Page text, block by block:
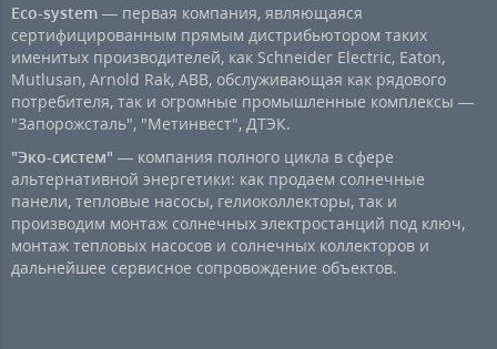
Eco-system — первая компания, являющаяся
сертифицированным прямым дистрибьютором таких
именитых производителей, как Schneider Electric, Eaton,
Mutlusan, Arnold Rak, ABB, обслуживающая как рядового
потребителя, так и огромные промышленные комплексы —
"Запорожсталь", "Метинвест", ДТЭК.
"Эко-систем" — компания полного цикла в сфере
альтернативной энергетики: как продаем солнечные
панели, тепловые насосы, гелиоколлекторы, так и
производим монтаж солнечных электростанций под ключ,
монтаж тепловых насосов и солнечных коллекторов и
дальнейшее сервисное сопровождение объектов.